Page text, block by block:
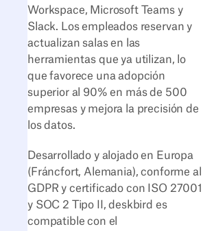
Workspace, Microsoft Teams y
Slack. Los empleados reservan y
actualizan salas en las
herramientas que ya utilizan, lo
que favorece una adopción
superior al 90% en más de 500
empresas y mejora la precisión de
los datos.
Desarrollado y alojado en Europa
(Fráncfort, Alemania), conforme al
GDPR y certificado con ISO 27001
y SOC 2 Tipo II, deskbird es
compatible con el